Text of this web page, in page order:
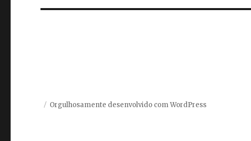
Orgulhosamente desenvolvido com WordPress